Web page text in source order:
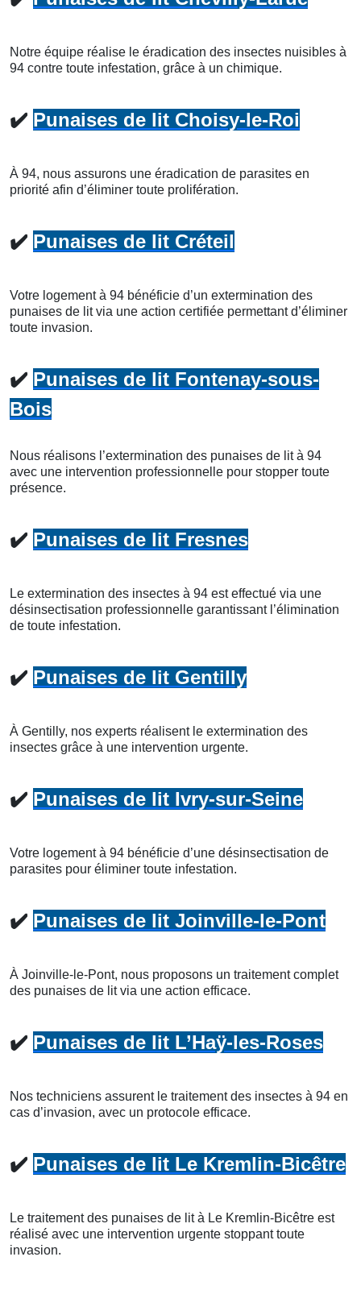
Notre équipe réalise le éradication des insectes nuisibles à
94 contre toute infestation, grâce à un chimique.
✔️ Punaises de lit Choisy-le-Roi
À 94, nous assurons une éradication de parasites en
priorité afin d’éliminer toute prolifération.
✔️ Punaises de lit Créteil
Votre logement à 94 bénéficie d’un extermination des
punaises de lit via une action certifiée permettant d’éliminer
toute invasion.
✔️ Punaises de lit Fontenay-sous-
Bois
Nous réalisons l’extermination des punaises de lit à 94
avec une intervention professionnelle pour stopper toute
présence.
✔️ Punaises de lit Fresnes
Le extermination des insectes à 94 est effectué via une
désinsectisation professionnelle garantissant l’élimination
de toute infestation.
✔️ Punaises de lit Gentilly
À Gentilly, nos experts réalisent le extermination des
insectes grâce à une intervention urgente.
✔️ Punaises de lit Ivry-sur-Seine
Votre logement à 94 bénéficie d’une désinsectisation de
parasites pour éliminer toute infestation.
✔️ Punaises de lit Joinville-le-Pont
À Joinville-le-Pont, nous proposons un traitement complet
des punaises de lit via une action efficace.
✔️ Punaises de lit L’Haÿ-les-Roses
Nos techniciens assurent le traitement des insectes à 94 en
cas d’invasion, avec un protocole efficace.
✔️ Punaises de lit Le Kremlin-Bicêtre
Le traitement des punaises de lit à Le Kremlin-Bicêtre est
réalisé avec une intervention urgente stoppant toute
invasion.